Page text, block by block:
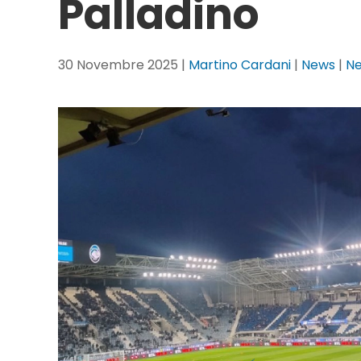
Palladino
30 Novembre 2025 | Martino Cardani | News |